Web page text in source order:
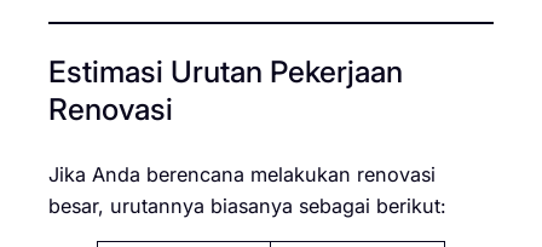
Estimasi Urutan Pekerjaan
Renovasi
Jika Anda berencana melakukan renovasi
besar, urutannya biasanya sebagai berikut: